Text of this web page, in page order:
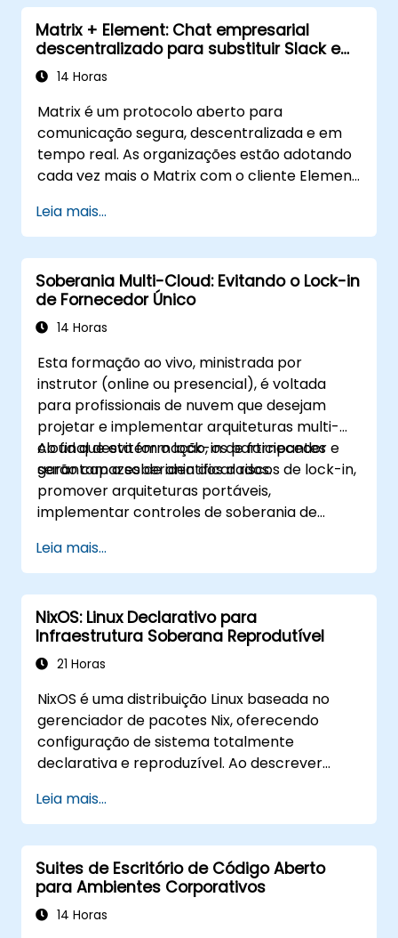
Matrix + Element: Chat empresarial
descentralizado para substituir Slack e
Teams14 Horas
Matrix é um protocolo aberto para
comunicação segura, descentralizada e em
tempo real. As organizações estão adotando
cada vez mais o Matrix com o cliente Element
para manter a criptografia de ponta a ponta,
a residência dos dados on-premise e a
federação com parceiros externos de
confiança.
Leia mais...
Soberania Multi-Cloud: Evitando o Lock-in
de Fornecedor Único
14 Horas
Esta formação ao vivo, ministrada por
instrutor (online ou presencial), é voltada
para profissionais de nuvem que desejam
projetar e implementar arquiteturas multi-
cloud que evitem o lock-in de fornecedor e
garantam a soberania dos dados.
Ao final desta formação, os participantes
serão capazes de identificar riscos de lock-in,
promover arquiteturas portáveis,
implementar controles de soberania de
independentes de nuvem.
Leia mais...
NixOS: Linux Declarativo para
Infraestrutura Soberana Reprodutível
21 Horas
NixOS é uma distribuição Linux baseada no
gerenciador de pacotes Nix, oferecendo
configuração de sistema totalmente
declarativa e reproduzível. Ao descrever
puras, o NixOS elimina a deriva de
configuração e permite rollbacks atômicos,
tornando-o ideal para infraestrutura
soberana que deve ser auditável e
exatamente reproduzível.
Leia mais...
Suites de Escritório de Código Aberto
para Ambientes Corporativos
14 Horas